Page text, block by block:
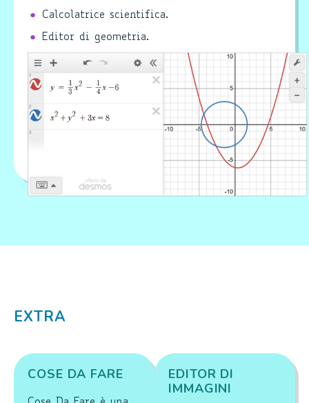
Calcolatrice scientifica.
Editor di geometria.
EXTRA
COSE DA FARE
EDITOR DI
IMMAGINI